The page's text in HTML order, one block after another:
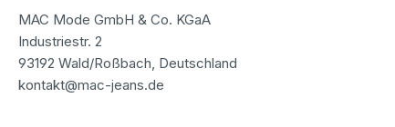
MAC Mode GmbH & Co. KGaA
Industriestr. 2
93192 Wald/Roßbach, Deutschland
kontakt@mac-jeans.de